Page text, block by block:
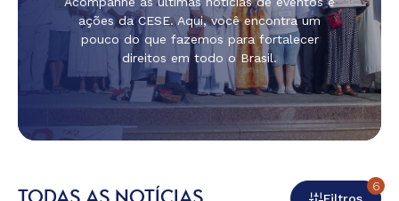
ações da CESE. Aqui, você encontra um
pouco do que fazemos para fortalecer
direitos em todo o Brasil.
6